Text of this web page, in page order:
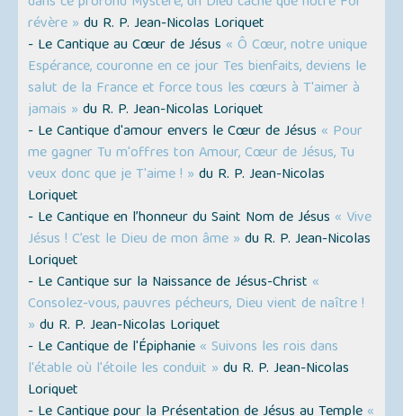
révère » du R. P. Jean-Nicolas Loriquet
- Le Cantique au Cœur de Jésus « Ô Cœur, notre unique
Espérance, couronne en ce jour Tes bienfaits, deviens le
salut de la France et force tous les cœurs à T'aimer à
jamais » du R. P. Jean-Nicolas Loriquet
- Le Cantique d'amour envers le Cœur de Jésus « Pour
me gagner Tu m'offres ton Amour, Cœur de Jésus, Tu
veux donc que je T'aime ! » du R. P. Jean-Nicolas
Loriquet
- Le Cantique en l’honneur du Saint Nom de Jésus « Vive
Jésus ! C’est le Dieu de mon âme » du R. P. Jean-Nicolas
Loriquet
- Le Cantique sur la Naissance de Jésus-Christ «
Consolez-vous, pauvres pécheurs, Dieu vient de naître !
» du R. P. Jean-Nicolas Loriquet
- Le Cantique de l'Épiphanie « Suivons les rois dans
l'étable où l'étoile les conduit » du R. P. Jean-Nicolas
Loriquet